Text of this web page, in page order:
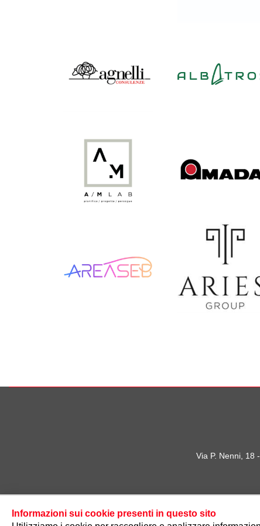
Via P. Nenni, 18
Informazioni sui cookie presenti in questo sito